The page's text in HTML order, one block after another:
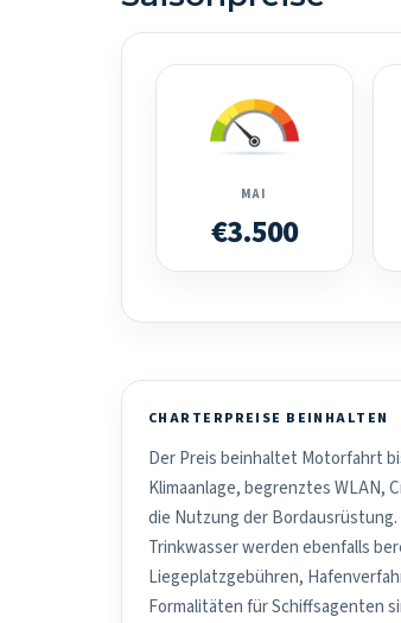
MAI
€3.500
CHARTERPREISE BEINHALTEN
Der Preis beinhaltet Motorfahrt
Klimaanlage, begrenztes WLAN,
die Nutzung der
Trinkwasser werden ebenfalls
Liegeplatzgebühren,
Formalitäten für Schiffsagenten